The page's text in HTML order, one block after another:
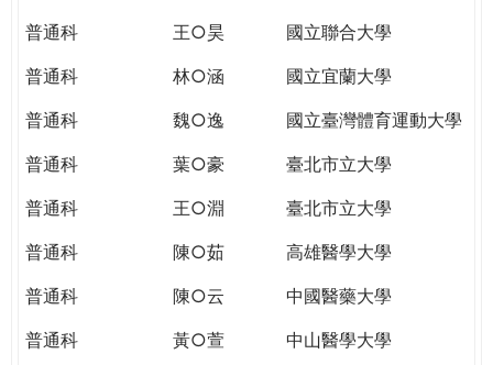
普通科
王○昊
國立聯合大學
普通科
林○涵
國立宜蘭大學
普通科
魏○逸
國立臺灣體育運動大學
普通科
葉○豪
臺北市立大學
普通科
王○淵
臺北市立大學
普通科
陳○茹
高雄醫學大學
普通科
陳○云
中國醫藥大學
普通科
黃○萱
中山醫學大學